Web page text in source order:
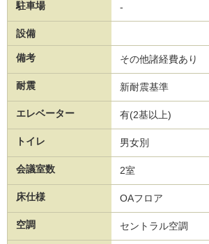
駐車場 -
設備
備考 その他諸経費あり
耐震 新耐震基準
エレベーター 有(2基以上)
トイレ 男女別
会議室数 2室
床仕様 OAフロア
空調 セントラル空調